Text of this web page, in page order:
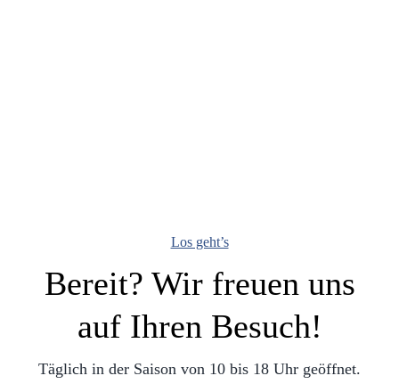
Los geht’s
Bereit? Wir freuen uns
auf Ihren Besuch!
Täglich in der Saison von 10 bis 18 Uhr geöffnet.